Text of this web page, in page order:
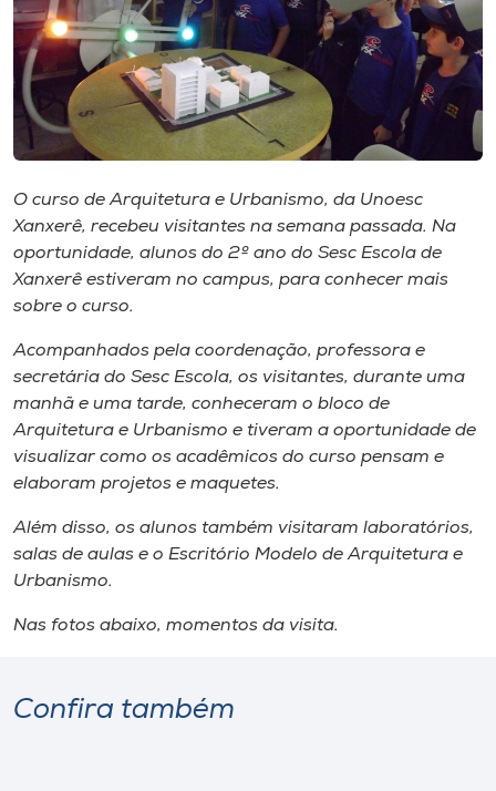
Rádio
Museu
Store
Selecione
O curso de Arquitetura e Urbanismo, da Unoesc
Xanxerê, recebeu visitantes na semana passada. Na
oportunidade, alunos do 2º ano do Sesc Escola de
Xanxerê estiveram no campus, para conhecer mais
sobre o curso.
Acompanhados pela coordenação, professora e
secretária do Sesc Escola, os visitantes, durante uma
manhã e uma tarde, conheceram o bloco de
Arquitetura e Urbanismo e tiveram a oportunidade de
visualizar como os acadêmicos do curso pensam e
elaboram projetos e maquetes.
Além disso, os alunos também visitaram laboratórios,
salas de aulas e o Escritório Modelo de Arquitetura e
Urbanismo.
Nas fotos abaixo, momentos da visita.
Confira também